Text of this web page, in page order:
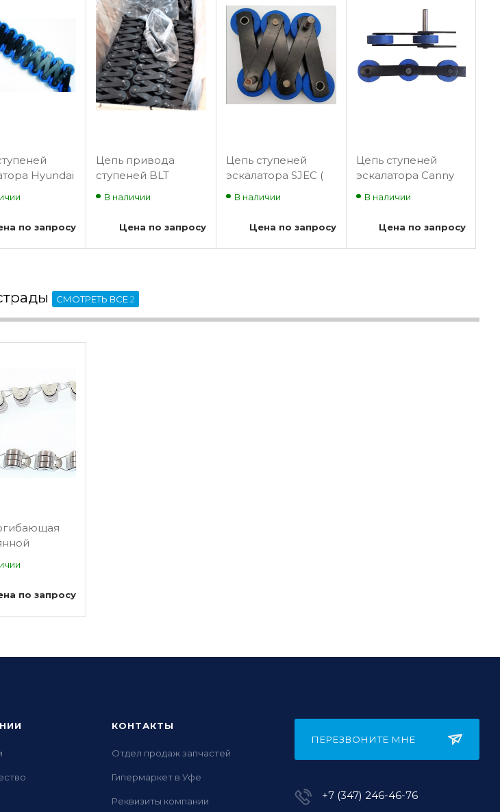
Hyundai
по запросу
Цепь привода
ступеней BLT
В наличии
Цена по запросу
Цепь ступеней
эскалатора SJEC (
В наличии
Цена по запросу
Цепь ступеней
эскалатора Canny
В наличии
Цена по запросу
СМОТРЕТЬ ВСЕ2
по запросу
КОНТАКТЫ
Отдел продаж запчастей
Гипермаркет в Уфе
Реквизиты компании
ПЕРЕЗВОНИТЕ МНЕ
+7 (347) 246-46-76